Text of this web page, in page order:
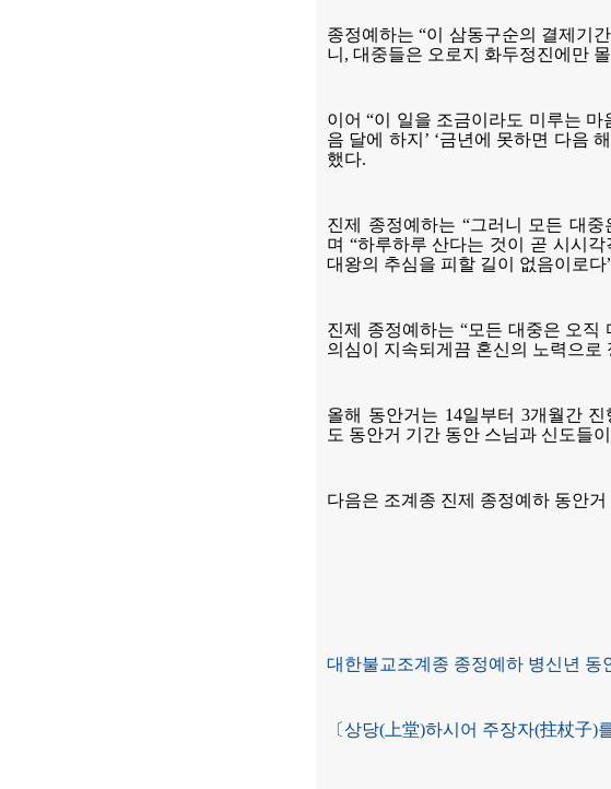
종정예하는 “이 삼동구순의 결제기
니, 대중들은 오로지 화두정진에만
이어 “이 일을 조금이라도 미루는 마
음 달에 하지’ ‘금년에 못하면 다음
했다.
진제 종정예하는 “그러니 모든 대
며 “하루하루 산다는 것이 곧 시시
대왕의 추심을 피할 길이 없음이로다
진제 종정예하는 “모든 대중은 오
의심이 지속되게끔 혼신의 노력으로
올해 동안거는 14일부터 3개월간
도 동안거 기간 동안 스님과 신도들
다음은 조계종 진제 종정예하 동안
대한불교조계종 종정예하 병신년 동
〔상당(上堂)하시어 주장자(拄杖子)